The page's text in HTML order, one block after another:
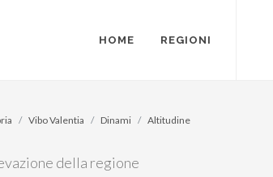
HOME REGIONI
della regione
Vibo Valentia Dinami Altitudine